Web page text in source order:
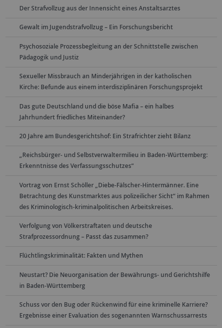
Der Strafvollzug aus der Innensicht eines Anstaltsarztes
Gewalt im Jugendstrafvollzug – Ein Forschungsbericht
Psychosoziale Prozessbegleitung an der Schnittstelle zwischen
Pädagogik und Justiz
Sexueller Missbrauch an Minderjährigen in der katholischen
Kirche: Befunde aus einem interdisziplinären Forschungsprojekt
Das gute Deutschland und die böse Mafia – ein halbes
Jahrhundert friedliches Miteinander?
20 Jahre am Bundesgerichtshof: Ein Strafrichter zieht Bilanz
„Reichsbürger- und Selbstverwaltermilieu in Baden-Württemberg:
Erkenntnisse des Verfassungsschutzes“
Vortrag von Ernst Schöller „Diebe-Fälscher-Hintermänner. Eine
Betrachtung des Kunstmarktes aus polizeilicher Sicht“ im Rahmen
des Kriminologisch-kriminalpolitischen Arbeitskreises.
Verfolgung von Völkerstraftaten und deutsche
Strafprozessordnung – Passt das zusammen?
Flüchtlingskriminalität: Fakten und Mythen
Neustart? Die Neuorganisation der Bewährungs- und Gerichtshilfe
in Baden-Württemberg
Schuss vor den Bug oder Rückenwind für eine kriminelle Karriere?
Ergebnisse einer Evaluation des sogenannten Warnschussarrests